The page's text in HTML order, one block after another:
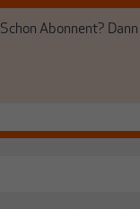
Schon Abonnent?